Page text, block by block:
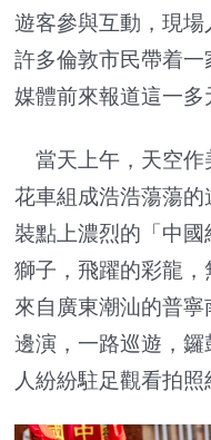
遊客參與互動，現場
許多倫敦市民帶着
媒體前來報道這一多
當天上午，天空
花車組成浩浩蕩蕩
裝點上濃烈的「中
獅子，飛躍的彩龍，
來自廣東潮汕的普
邊演，一路巡遊，
人紛紛駐足觀看拍照